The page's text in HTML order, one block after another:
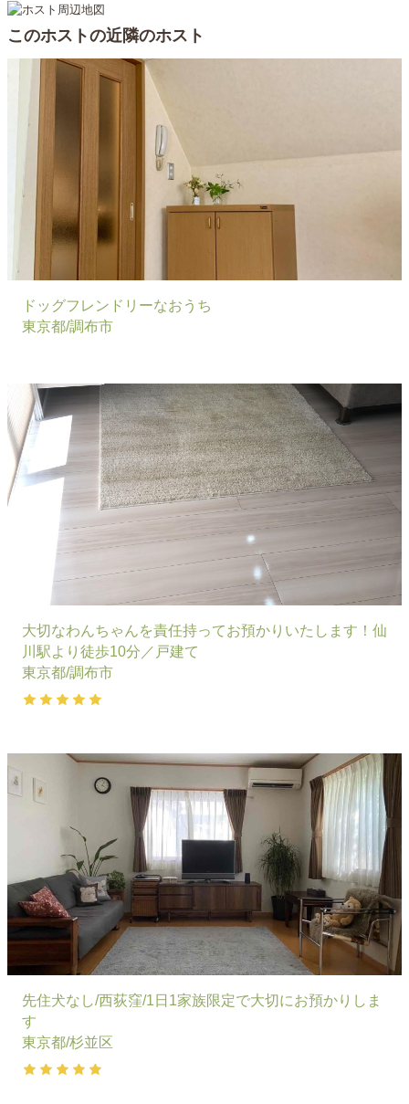
家族のどなたかがご在宅の際にお手伝いできればと思いま
す。
・日程や時間によって対応が難しい場合があります。まず
は、メッセージよりお気軽にご相談いただければと思いま
〈最後に〉
わんちゃんが「楽しかった！」と思えるお散歩をしたいと
まずは事前面談リクエストをしていただき、一緒に散歩に
同行させていただきながらわんちゃんのことをお聞きでき
ればと思います。お散歩コースや長さは、飼い主さんとお
話をしながら、それぞれのわんちゃんの性格や好きな場所
に合わせて決めたいと思っています。
す！
お気軽にご相談ください。
このホストの近隣のホスト
ドッグフレンドリーなおうち
東京都/調布市
大切なわんちゃんを責任持ってお預かりいたします！仙
川駅より徒歩10分／戸建て
東京都/調布市
先住犬なし/西荻窪/1日1家族限定で大切にお預かりしま
す
東京都/杉並区